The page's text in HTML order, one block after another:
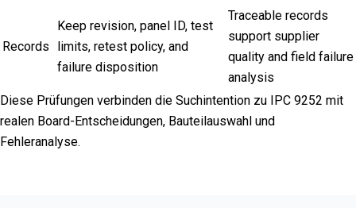
Records
Keep revision, panel ID, test
limits, retest policy, and
failure disposition
Traceable records
support supplier
quality and field failure
analysis
Diese Prüfungen verbinden die Suchintention zu IPC 9252 mit
realen Board-Entscheidungen, Bauteilauswahl und
Fehleranalyse.